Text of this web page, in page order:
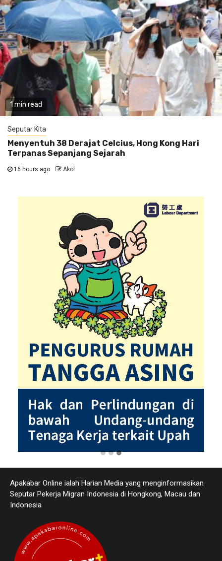
1 min read
Seputar Kita
Menyentuh 38 Derajat Celcius, Hong Kong Hari
Terpanas Sepanjang Sejarah
16 hours ago Akol
Apakabar Online ialah Harian Media yang menginformasikan
Seputar Pekerja Migran Indonesia di Hongkong, Macau dan
Indonesia